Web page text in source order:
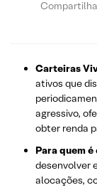
Carteiras
ativos que
agressivo,
obter renda
Para quem
desenvolver
alocações,